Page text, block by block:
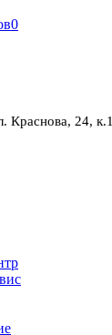
0
Краснова, 24, к.1